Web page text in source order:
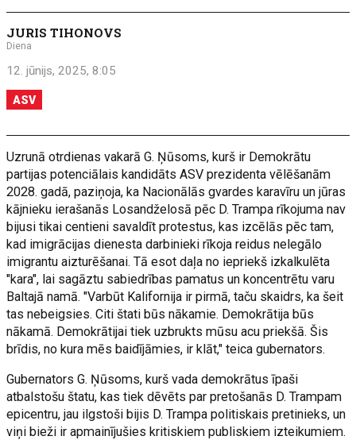
JURIS TIHONOVS
Diena
12. jūnijs, 2025, 8:05
ASV
Uzrunā otrdienas vakarā G. Ņūsoms, kurš ir Demokrātu
partijas potenciālais kandidāts ASV prezidenta vēlēšanām
2028. gadā, paziņoja, ka Nacionālās gvardes karavīru un jūras
kājnieku ierašanās Losandželosā pēc D. Trampa rīkojuma nav
bijusi tikai centieni savaldīt protestus, kas izcēlās pēc tam,
kad imigrācijas dienesta darbinieki rīkoja reidus nelegālo
imigrantu aizturēšanai. Tā esot daļa no iepriekš izkalkulēta
"kara", lai sagāztu sabiedrības pamatus un koncentrētu varu
Baltajā namā. "Varbūt Kalifornija ir pirmā, taču skaidrs, ka šeit
tas nebeigsies. Citi štati būs nākamie. Demokrātija būs
nākamā. Demokrātijai tiek uzbrukts mūsu acu priekšā. Šis
brīdis, no kura mēs baidījāmies, ir klāt," teica gubernators.
Gubernators G. Ņūsoms, kurš vada demokrātus īpaši
atbalstošu štatu, kas tiek dēvēts par pretošanās D. Trampam
epicentru, jau ilgstoši bijis D. Trampa politiskais pretinieks, un
viņi bieži ir apmainījušies kritiskiem publiskiem izteikumiem.